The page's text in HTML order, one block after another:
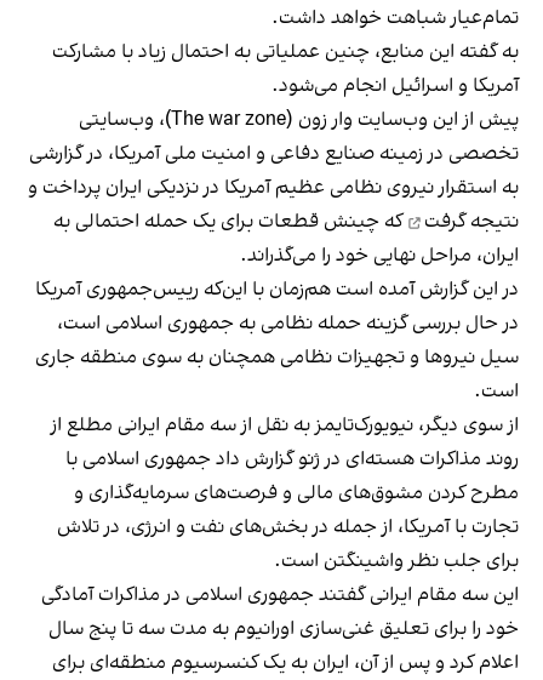
تمام‌عیار شباهت خواهد داشت.
به گفته این منابع، چنین عملیاتی به احتمال زیاد با مشارکت
آمریکا و اسرائیل انجام می‌شود.
پیش از این وب‌سایت وار زون (The war zone)، وب‌سایتی
تخصصی در زمینه صنایع دفاعی و امنیت ملی آمریکا، در گزارشی
به استقرار نیروی نظامی عظیم آمریکا در نزدیکی ایران پرداخت و
نتیجه گرفت
که چینش قطعات برای یک حمله احتمالی به
ایران، مراحل نهایی خود را می‌گذراند.
در این گزارش آمده است هم‌زمان با این‌که رییس‌جمهوری آمریکا
در حال بررسی گزینه حمله نظامی به جمهوری اسلامی است،
سیل نیروها و تجهیزات نظامی همچنان به سوی منطقه جاری
است.
از سوی دیگر، نیویورک‌تایمز به نقل از سه مقام ایرانی مطلع از
روند مذاکرات هسته‌ای در ژنو گزارش داد جمهوری اسلامی با
مطرح کردن مشوق‌های مالی و فرصت‌های سرمایه‌گذاری و
تجارت با آمریکا، از جمله در بخش‌های نفت و انرژی، در تلاش
برای جلب نظر واشینگتن است.
این سه مقام ایرانی گفتند جمهوری اسلامی در مذاکرات آمادگی
خود را برای تعلیق غنی‌سازی اورانیوم به مدت سه تا پنج سال
اعلام کرد و پس از آن، ایران به یک کنسرسیوم منطقه‌ای برای